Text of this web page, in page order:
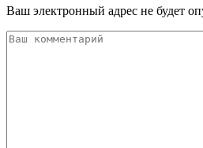
Ваш электронный адрес не будет